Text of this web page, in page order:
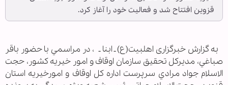
قزوين افتتاح شد و فعاليت خود را آغاز کرد.
به گزارش خبرگزاری اهل‎بیت(ع) ـ ابنا ـ ، در مراسمي با حضور باقر
صباغي، مديرکل تحقيق سازمان اوقاف و امور خيريه کشور، حجت
الاسلام جواد مرادي سرپرست اداره کل اوقاف و امورخيريه استان